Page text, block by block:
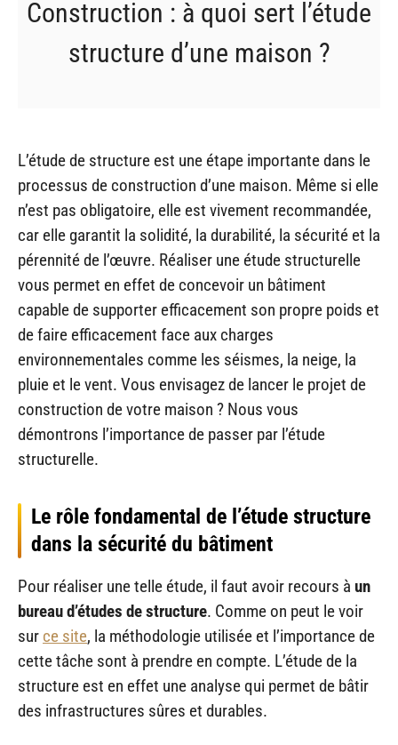
Construction : à quoi sert l’étude
structure d’une maison ?
L’étude de structure est une étape importante dans le
processus de construction d’une maison. Même si elle
n’est pas obligatoire, elle est vivement recommandée,
car elle garantit la solidité, la durabilité, la sécurité et la
pérennité de l’œuvre. Réaliser une étude structurelle
vous permet en effet de concevoir un bâtiment
capable de supporter efficacement son propre poids et
de faire efficacement face aux charges
environnementales comme les séismes, la neige, la
pluie et le vent. Vous envisagez de lancer le projet de
construction de votre maison ? Nous vous
démontrons l’importance de passer par l’étude
structurelle.
Le rôle fondamental de l’étude structure
dans la sécurité du bâtiment
Pour réaliser une telle étude, il faut avoir recours à un
bureau d’études de structure. Comme on peut le voir
sur ce site, la méthodologie utilisée et l’importance de
cette tâche sont à prendre en compte. L’étude de la
structure est en effet une analyse qui permet de bâtir
des infrastructures sûres et durables.